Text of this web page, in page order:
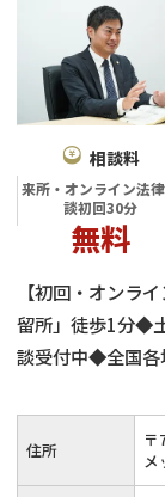
相談料
来所・オンライン法
談初回30分
無料
【初回・オンラ
留所」徒歩1分◆
談受付中◆全国各
得意とする弁護
を受任◆依頼者様
ます
住所 〒
メ